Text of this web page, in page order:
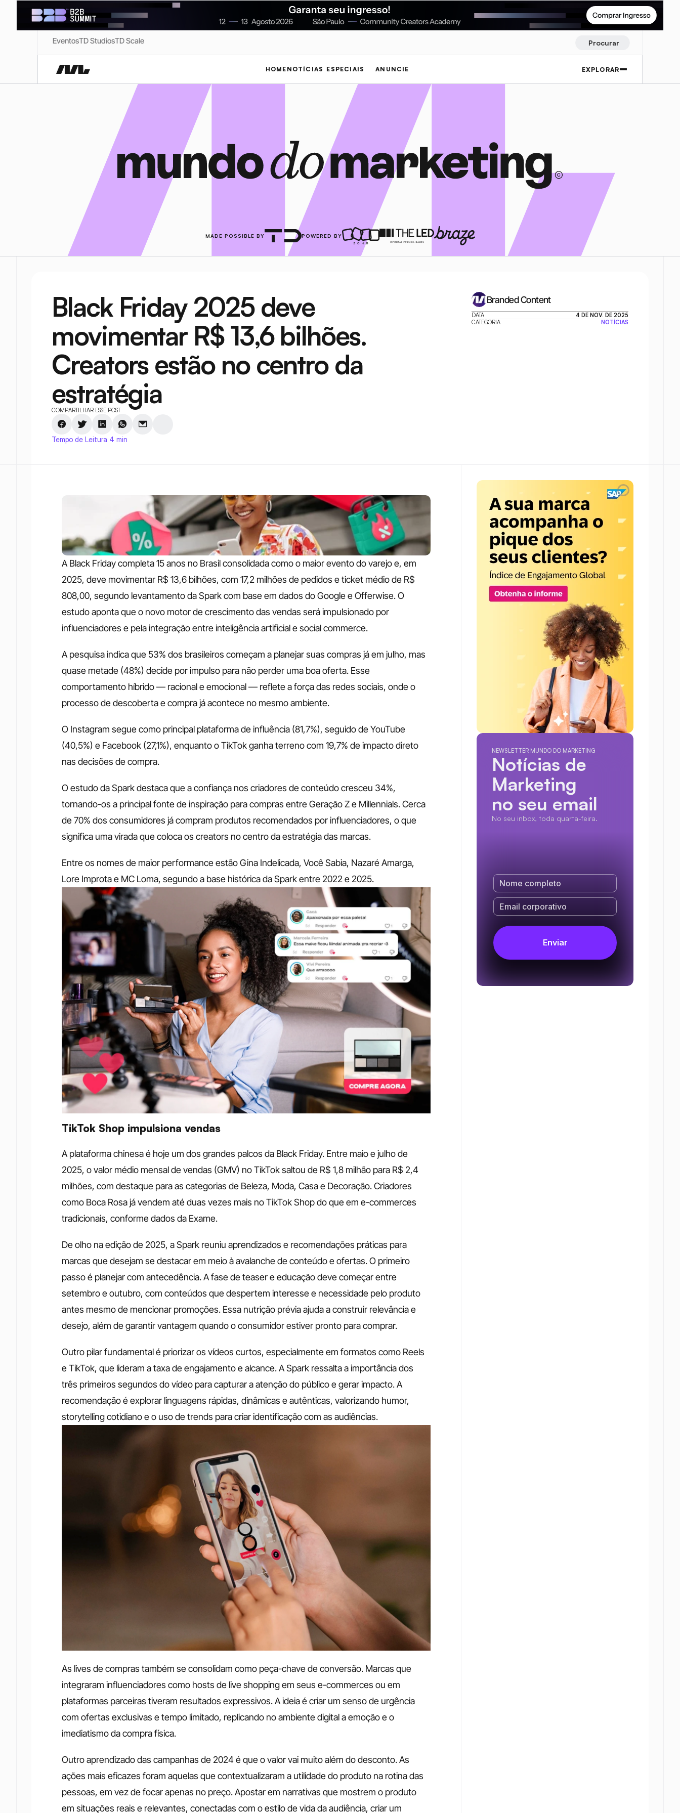
EventosTD StudiosTD Scale Procurar
HOME NOTÍCIAS ESPECIAIS ANUNCIE EXPLORAR
MADE POSSIBLE BY POWERED BY
Black Friday 2025 deve
movimentar R$ 13,6 bilhões.
Creators estão no centro da
estratégia
COMPARTILHAR ESSE POST
Tempo de Leitura 4 min
Branded Content
DATA
4 DE NOV. DE 2025
CATEGORIA
NOTÍCIAS
A Black Friday completa 15 anos no Brasil consolidada como o maior evento do varejo e, em
2025, deve movimentar R$ 13,6 bilhões, com 17,2 milhões de pedidos e ticket médio de R$
808,00, segundo levantamento da Spark com base em dados do Google e Offerwise. O
estudo aponta que o novo motor de crescimento das vendas será impulsionado por
influenciadores e pela integração entre inteligência artificial e social commerce.
A pesquisa indica que 53% dos brasileiros começam a planejar suas compras já em julho, mas
quase metade (48%) decide por impulso para não perder uma boa oferta. Esse
comportamento híbrido — racional e emocional — reflete a força das redes sociais, onde o
processo de descoberta e compra já acontece no mesmo ambiente.
O Instagram segue como principal plataforma de influência (81,7%), seguido de YouTube
(40,5%) e Facebook (27,1%), enquanto o TikTok ganha terreno com 19,7% de impacto direto
nas decisões de compra.
O estudo da Spark destaca que a confiança nos criadores de conteúdo cresceu 34%,
tornando-os a principal fonte de inspiração para compras entre Geração Z e Millennials. Cerca
de 70% dos consumidores já compram produtos recomendados por influenciadores, o que
significa uma virada que coloca os creators no centro da estratégia das marcas.
Entre os nomes de maior performance estão Gina Indelicada, Você Sabia, Nazaré Amarga,
Lore Improta e MC Loma, segundo a base histórica da Spark entre 2022 e 2025.
TikTok Shop impulsiona vendas
A plataforma chinesa é hoje um dos grandes palcos da Black Friday. Entre maio e julho de
2025, o valor médio mensal de vendas (GMV) no TikTok saltou de R$ 1,8 milhão para R$ 2,4
milhões, com destaque para as categorias de Beleza, Moda, Casa e Decoração. Criadores
como Boca Rosa já vendem até duas vezes mais no TikTok Shop do que em e-commerces
tradicionais, conforme dados da Exame.
De olho na edição de 2025, a Spark reuniu aprendizados e recomendações práticas para
marcas que desejam se destacar em meio à avalanche de conteúdo e ofertas. O primeiro
passo é planejar com antecedência. A fase de teaser e educação deve começar entre
setembro e outubro, com conteúdos que despertem interesse e necessidade pelo produto
antes mesmo de mencionar promoções. Essa nutrição prévia ajuda a construir relevância e
desejo, além de garantir vantagem quando o consumidor estiver pronto para comprar.
Outro pilar fundamental é priorizar os vídeos curtos, especialmente em formatos como Reels
e TikTok, que lideram a taxa de engajamento e alcance. A Spark ressalta a importância dos
três primeiros segundos do vídeo para capturar a atenção do público e gerar impacto. A
recomendação é explorar linguagens rápidas, dinâmicas e autênticas, valorizando humor,
storytelling cotidiano e o uso de trends para criar identificação com as audiências.
As lives de compras também se consolidam como peça-chave de conversão. Marcas que
integraram influenciadores como hosts de live shopping em seus e-commerces ou em
plataformas parceiras tiveram resultados expressivos. A ideia é criar um senso de urgência
com ofertas exclusivas e tempo limitado, replicando no ambiente digital a emoção e o
imediatismo da compra física.
Outro aprendizado das campanhas de 2024 é que o valor vai muito além do desconto. As
ações mais eficazes foram aquelas que contextualizaram a utilidade do produto na rotina das
pessoas, em vez de focar apenas no preço. Apostar em narrativas que mostrem o produto
em situações reais e relevantes, conectadas com o estilo de vida da audiência, criar um
NEWSLETTER MUNDO DO MARKETING
Notícias de
Marketing
no seu email
No seu inbox, toda quarta-feira.